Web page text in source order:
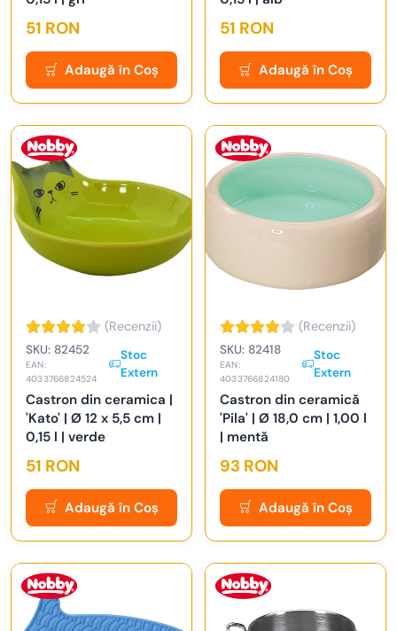
51 RON
Adaugă în Coș
51 RON
Adaugă în Coș
(Recenzii)
SKU: 82452
EAN:
4033766824524
Stoc
Extern
Castron din ceramica |
'Kato' | Ø 12 x 5,5 cm |
0,15 l | verde
51 RON
Adaugă în Coș
(Recenzii)
SKU: 82418
EAN:
4033766824180
Stoc
Extern
Castron din ceramică
'Pila' | Ø 18,0 cm | 1,00 l
| mentă
93 RON
Adaugă în Coș